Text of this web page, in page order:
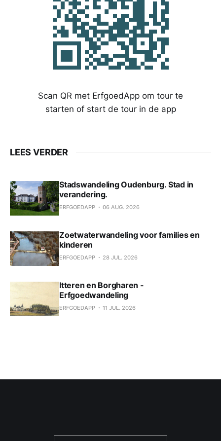
Scan QR met ErfgoedApp om tour te
starten of start de tour in de app
LEES VERDER
Stadswandeling Oudenburg. Stad in
verandering.
ERFGOEDAPP 06 AUG. 2026
Zoetwaterwandeling voor families en
kinderen
ERFGOEDAPP 28 JUL. 2026
Itteren en Borgharen -
Erfgoedwandeling
ERFGOEDAPP 11 JUL. 2026